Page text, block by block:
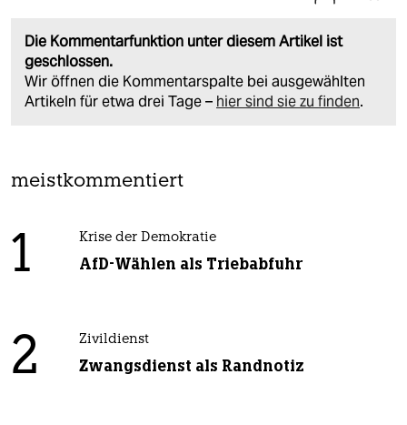
Die Kommentarfunktion unter diesem Artikel ist
geschlossen.
Wir öffnen die Kommentarspalte bei ausgewählten
Artikeln für etwa drei Tage – hier sind sie zu finden.
meistkommentiert
1 Krise der Demokratie
AfD-Wählen als Triebabfuhr
2 Zivildienst
Zwangsdienst als Randnotiz